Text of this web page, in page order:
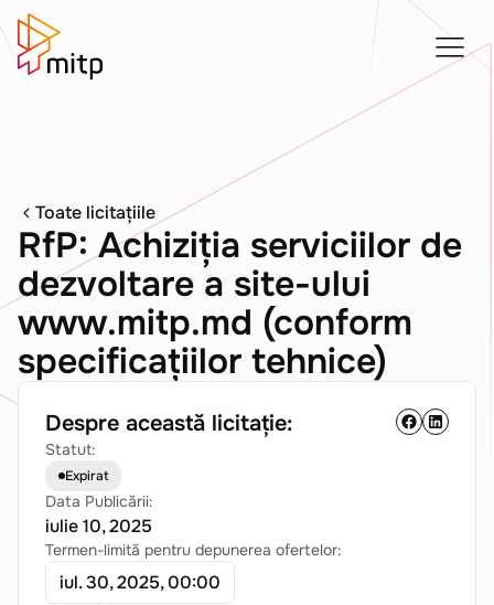
Toate licitațiile
RfP: Achiziția serviciilor de
dezvoltare a site-ului
www.mitp.md (conform
specificațiilor tehnice)
Despre această licitație:
Statut:
Expirat
Data Publicării:
iulie 10, 2025
Termen-limită pentru depunerea ofertelor:
iul. 30, 2025, 00:00